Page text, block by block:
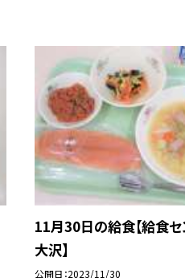
11月30日の給食【給食
大沢】
公開日 2023/11/30